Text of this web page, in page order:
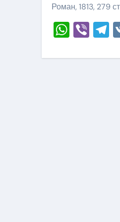
Роман, 1813, 279